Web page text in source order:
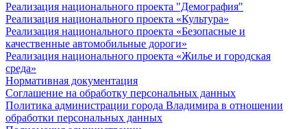
Реализация национального проекта "Демография"
Реализация национального проекта «Культура»
Реализация национального проекта «Безопасные и
качественные автомобильные дороги»
Реализация национального проекта «Жилье и городская
среда»
Нормативная документация
Соглашение на обработку персональных данных
Политика администрации города Владимира в отношении
обработки персональных данных